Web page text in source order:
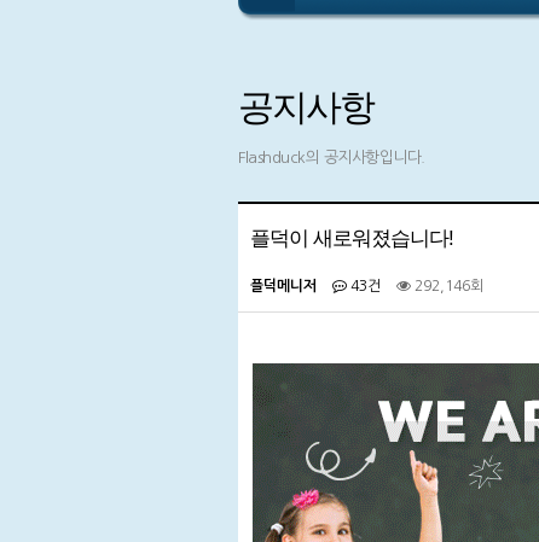
공지사항
Flashduck의 공지사항입니다.
플덕이 새로워졌습니다!
플덕메니저 43건 292,146회